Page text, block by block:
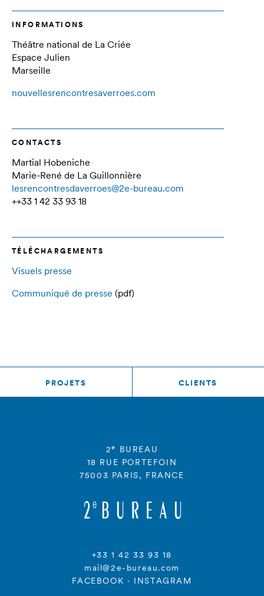
INFORMATIONS
Théâtre national de La Criée
Espace Julien
Marseille
nouvellesrencontresaverroes.com
CONTACTS
Martial Hobeniche
Marie-René de La Guillonnière
lesrencontresdaverroes@2e-bureau.com
++33 1 42 33 93 18
TÉLÉCHARGEMENTS
Visuels presse
Communiqué de presse (pdf)
PROJETS CLIENTS
2e
BUREAU
18 RUE PORTEFOIN
75003 PARIS, FRANCE
+33 1 42 33 93 18
mail@2e-bureau.com
FACEBOOK · INSTAGRAM